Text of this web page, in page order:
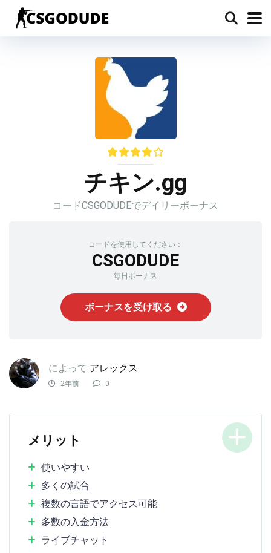
チキン.gg
コードCSGODUDEでデイリーボーナス
コードを使用してください：
CSGODUDE
毎日ボーナス
ボーナスを受け取る
によって アレックス
2年前 0
メリット
使いやすい
多くの試合
複数の言語でアクセス可能
多数の入金方法
ライブチャット